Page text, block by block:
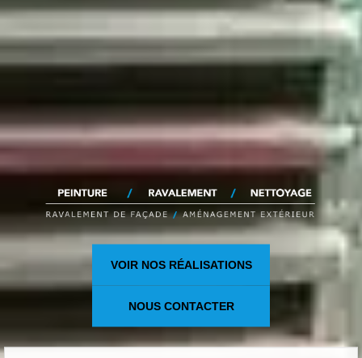
VOIR NOS RÉALISATIONS
NOUS CONTACTER